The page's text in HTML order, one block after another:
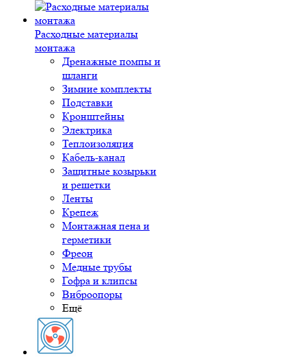
Расходные материалы
монтажа
Дренажные помпы и
шланги
Зимние комплекты
Подставки
Кронштейны
Электрика
Теплоизоляция
Кабель-канал
Защитные козырьки
и решетки
Ленты
Крепеж
Монтажная пена и
герметики
Фреон
Медные трубы
Гофра и клипсы
Виброопоры
Ещё